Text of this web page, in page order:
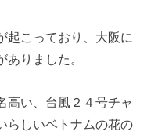
起こっており、大阪に
りました。
高い、台風２４号チャ
らしいベトナムの花の